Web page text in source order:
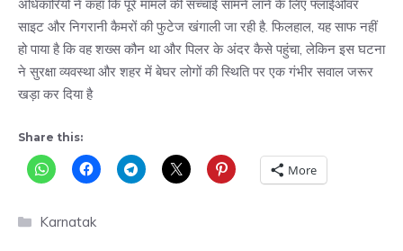
अधिकारियों ने कहा कि पूरे मामले की सच्चाई सामने लाने के लिए फ्लाईओवर
साइट और निगरानी कैमरों की फुटेज खंगाली जा रही है. फिलहाल, यह साफ नहीं
हो पाया है कि वह शख्स कौन था और पिलर के अंदर कैसे पहुंचा, लेकिन इस घटना
ने सुरक्षा व्यवस्था और शहर में बेघर लोगों की स्थिति पर एक गंभीर सवाल जरूर
खड़ा कर दिया है
Share this:
More
Categories
Karnatak